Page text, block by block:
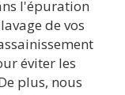
l'épuration
de vos
éviter les
plus, nous